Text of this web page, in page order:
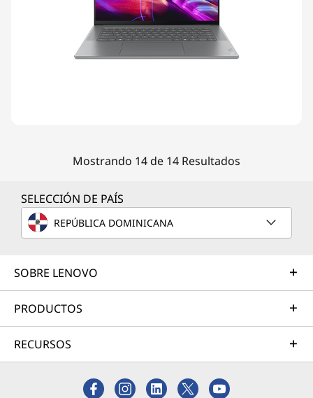
Mostrando 14 de 14 Resultados
SELECCIÓN DE PAÍS
REPÚBLICA DOMINICANA
SOBRE LENOVO
PRODUCTOS
RECURSOS